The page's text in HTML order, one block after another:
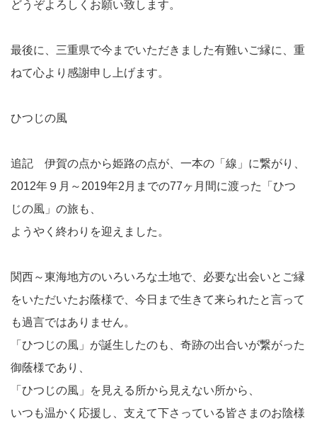
どうぞよろしくお願い致します。
最後に、三重県で今までいただきました有難いご縁に、重
ねて心より感謝申し上げます。
ひつじの風
追記 伊賀の点から姫路の点が、一本の「線」に繋がり、
2012年９月～2019年2月までの77ヶ月間に渡った「ひつ
じの風」の旅も、
ようやく終わりを迎えました。
関西～東海地方のいろいろな土地で、必要な出会いとご縁
をいただいたお蔭様で、今日まで生きて来られたと言って
も過言ではありません。
「ひつじの風」が誕生したのも、奇跡の出合いが繋がった
御蔭様であり、
「ひつじの風」を見える所から見えない所から、
いつも温かく応援し、支えて下さっている皆さまのお陰様